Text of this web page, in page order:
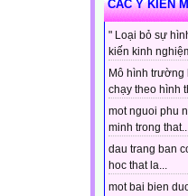
CÁC Ý KIẾN
" Loại bỏ sự
kiến kinh
Mô hình trường
chạy theo hình
mot nguoi phu
minh trong
dau trang ban
hoc that la...
mot bai bien